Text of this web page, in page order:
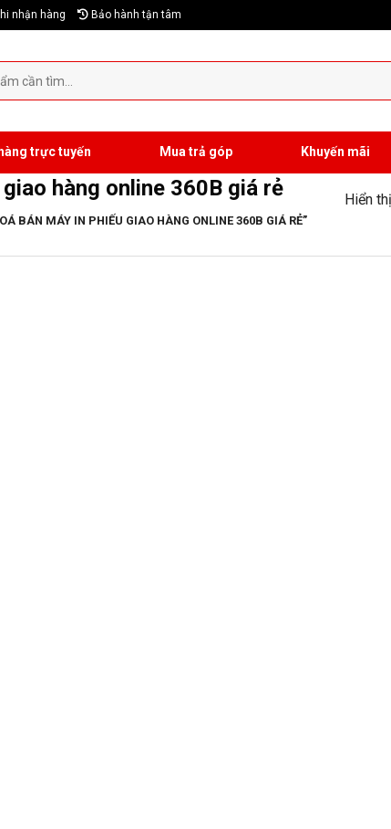
nhận hàng Bảo hành tận tâm
trực tuyến Mua trả góp Khuyến mãi
hàng online 360B giá rẻ
BÁN MÁY IN PHIẾU GIAO HÀNG ONLINE 360B GIÁ RẺ”
Hiển